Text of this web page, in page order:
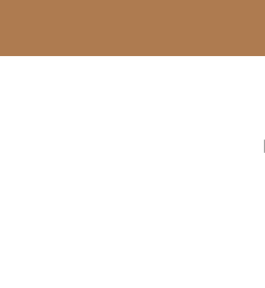
treści